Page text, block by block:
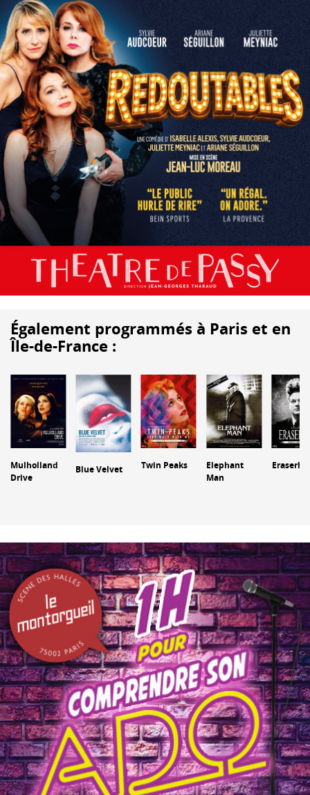
Également programmés à Paris et en
Île-de-France :
Mulholland
Drive
Blue Velvet Twin Peaks
Elephant
Man